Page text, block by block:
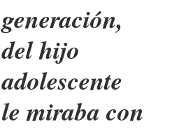
generación,
del hijo
adolescente
le miraba con